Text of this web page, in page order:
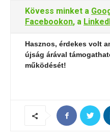
Kövess minket a
Facebookon, a
Hasznos, érdekes volt
újság árával
működését!